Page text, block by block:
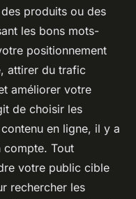
produits ou des
les bons mots-
positionnement
attirer du trafic
améliorer votre
de choisir les
en ligne, il y a
compte. Tout
votre public cible
rechercher les